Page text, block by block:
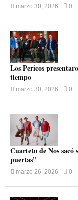
marzo 30, 2026 0
Los Pericos
tiempo
marzo 30, 2026 0
Cuarteto de Nos
puertas”
marzo 26, 2026 0